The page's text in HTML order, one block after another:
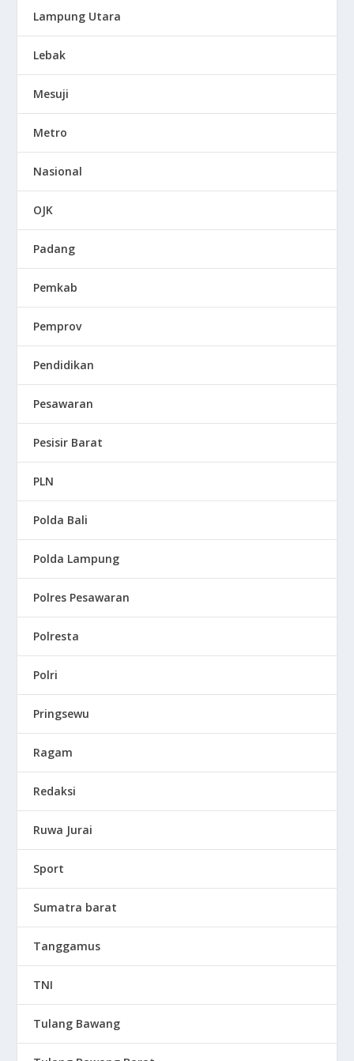
Lampung Utara
Lebak
Mesuji
Metro
Nasional
OJK
Padang
Pemkab
Pemprov
Pendidikan
Pesawaran
Pesisir Barat
PLN
Polda Bali
Polda Lampung
Polres Pesawaran
Polresta
Polri
Pringsewu
Ragam
Redaksi
Ruwa Jurai
Sport
Sumatra barat
Tanggamus
TNI
Tulang Bawang